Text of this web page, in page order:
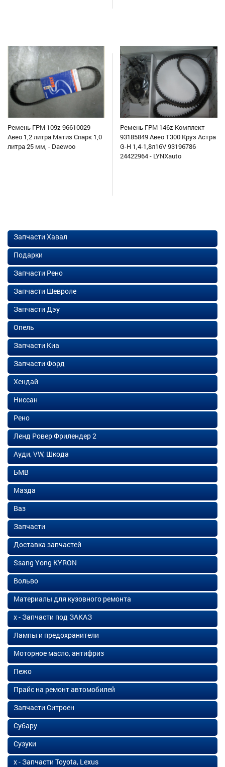
Ремень ГРМ 109z 96610029
Авео 1,2 литра Матиз Спарк 1,0
литра 25 мм, - Daewoo
Ремень ГРМ 146z Комплект
93185849 Авео Т300 Круз Астра
G-H 1,4-1,8л16V 93196786
24422964 - LYNXauto
Запчасти Хавал
Подарки
Запчасти Рено
Запчасти Шевроле
Запчасти Дэу
Опель
Запчасти Киа
Запчасти Форд
Хендай
Ниссан
Рено
Ленд Ровер Фрилендер 2
Ауди, VW, Шкода
БМВ
Мазда
Ваз
Запчасти
Доставка запчастей
Ssang Yong KYRON
Вольво
Материалы для кузовного ремонта
х - Запчасти под ЗАКАЗ
Лампы и предохранители
Моторное масло, антифриз
Пежо
Прайс на ремонт автомобилей
Запчасти Ситроен
Субару
Сузуки
х - Запчасти Toyota, Lexus